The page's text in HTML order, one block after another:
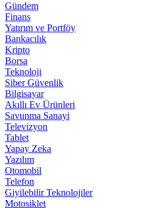
Gündem
Finans
Yatırım ve Portföy
Bankacılık
Kripto
Borsa
Teknoloji
Siber Güvenlik
Bilgisayar
Akıllı Ev Ürünleri
Savunma Sanayi
Televizyon
Tablet
Yapay Zeka
Yazılım
Otomobil
Telefon
Giyilebilir Teknolojiler
Motosiklet